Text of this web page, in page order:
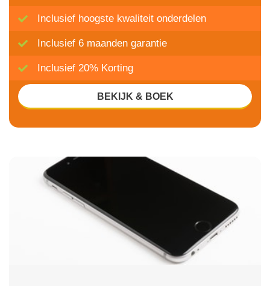
Inclusief hoogste kwaliteit onderdelen
Inclusief 6 maanden garantie
Inclusief 20% Korting
BEKIJK & BOEK